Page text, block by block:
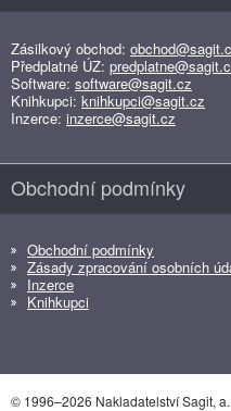
Zásilkový obchod:
Předplatné ÚZ:
Software: software@sagit.cz
Knihkupci: knihkupci@sagit.cz
Inzerce: inzerce@sagit.cz
Obchodní podmínky
Obchodní podmínky
Zásady zpracování osobních
Inzerce
Knihkupci
© 1996–2026 Nakladatelství Sagit,